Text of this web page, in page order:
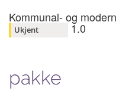
Kommunal- og
Ukjent 1.0
pakke